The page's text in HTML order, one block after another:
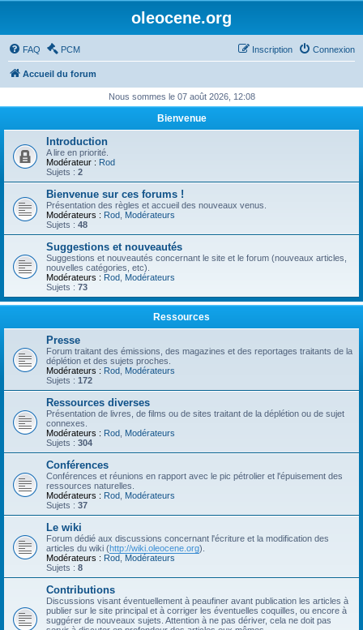
oleocene.org
FAQ PCM Connexion
Inscription
Accueil du forum
Nous sommes le 07 août 2026, 12:08
Bienvenue
Introduction
A lire en priorité.
Modérateur : Rod
Sujets : 2
Bienvenue sur ces forums !
Présentation des règles et accueil des nouveaux venus.
Modérateurs : Rod Modérateurs
Sujets : 48
Suggestions et nouveautés
Suggestions et nouveautés concernant le site et le forum (nouveaux articles,
nouvelles catégories, etc).
Modérateurs : Rod Modérateurs
Sujets : 73
Ressources
Presse
Forum traitant des émissions, des magazines et des reportages traitants de la
déplétion et des sujets proches.
Modérateurs : Rod Modérateurs
Sujets : 172
Ressources diverses
Présentation de livres, de films ou de sites traitant de la déplétion ou de sujet
connexes.
Modérateurs : Rod Modérateurs
Sujets : 304
Conférences
Conférences et réunions en rapport avec le pic pétrolier et l'épuisement des
ressources naturelles.
Modérateurs : Rod Modérateurs
Sujets : 37
Le wiki
Forum dédié aux discussions concernant l'écriture et la modification des
articles du wiki (http://wiki.oleocene.org).
Modérateurs : Rod Modérateurs
Sujets : 8
Contributions
Discussions visant éventuellement à peaufiner avant publication les articles à
publier sur le site principal et à corriger les éventuelles coquilles, ou encore à
suggérer de nouveaux sujets. Attention à ne pas dériver, cela ne doit pas